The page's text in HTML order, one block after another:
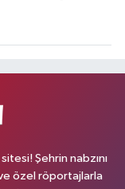
Şehrin nabzını
özel röportajlarla